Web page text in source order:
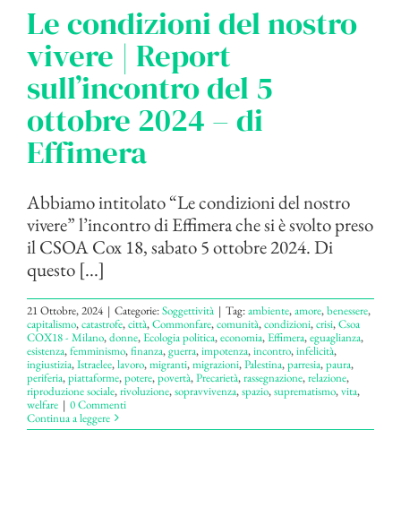
Le condizioni del nostro
vivere | Report
sull’incontro del 5
ottobre 2024 – di
Effimera
Abbiamo intitolato “Le condizioni del nostro
vivere” l’incontro di Effimera che si è svolto preso
il CSOA Cox 18, sabato 5 ottobre 2024. Di
questo [...]
21 Ottobre, 2024 | Categorie:Soggettività | Tag:ambiente,amore,benessere,
capitalismo,catastrofe,città,Commonfare,comunità,condizioni,crisi,Csoa
COX18 - Milano,donne,Ecologia politica,economia,Effimera,eguaglianza,
esistenza,femminismo,finanza,guerra,impotenza,incontro,infelicità,
ingiustizia,Istraelee,lavoro,migranti,migrazioni,Palestina,parresia,paura,
periferia,piattaforme,potere,povertà,Precarietà,rassegnazione,relazione,
riproduzione sociale,rivoluzione,sopravvivenza,spazio,suprematismo,vita,
welfare | 0 Commenti
Continua a leggere